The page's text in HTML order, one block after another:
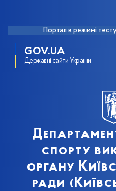
Портал в режимі
GOV.UA
Державні сайти України
спорту
органу
ради